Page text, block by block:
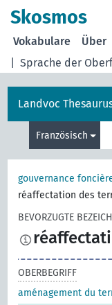
Skosmos
Sprache der
Vokabulare Über
Landvoc
Französisch
gouvernance
réaffectation des
BEVORZUGTE
OBERBEGRIFF
aménagement du